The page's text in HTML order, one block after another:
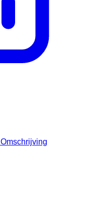
Omschrijving